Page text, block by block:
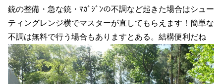
銃の整備・急な銃・ﾏｶﾞｼﾞﾝの不調など起きた場合はシュー
ティングレンジ横でマスターが直してもらえます！簡単な
不調は無料で行う場合もありますとある。結構便利だね